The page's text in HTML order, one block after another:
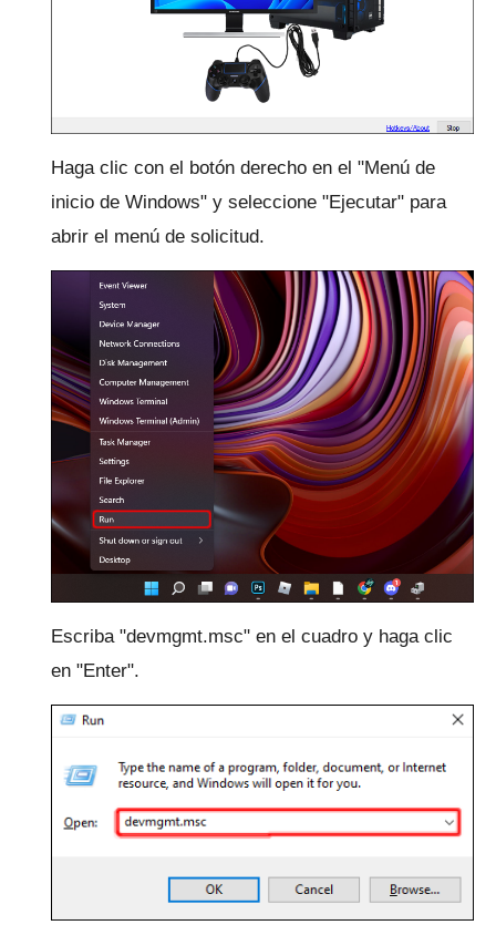
Haga clic con el botón derecho en el "Menú de
inicio de Windows" y seleccione "Ejecutar" para
abrir el menú de solicitud.
Escriba "devmgmt.msc" en el cuadro y haga clic
en "Enter".